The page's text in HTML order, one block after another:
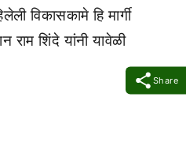
Share
विकासकामे हि मार्गी
राम शिंदे यांनी यावेळी